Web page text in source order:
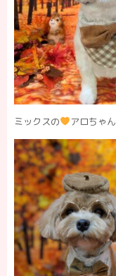
ミックスの アロちゃん